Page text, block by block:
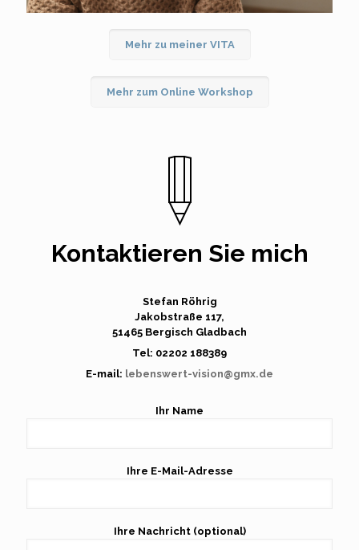
Mehr zu meiner VITA
Mehr zum Online Workshop
Kontaktieren Sie mich
Stefan Röhrig
Jakobstraße 117,
51465 Bergisch Gladbach
Tel: 02202 188389
E-mail: lebenswert-vision@gmx.de
Ihr Name
Ihre E-Mail-Adresse
Ihre Nachricht (optional)